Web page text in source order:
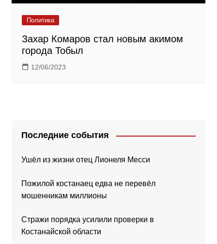
Политика
Захар Комаров стал новым акимом
города Тобыл
12/06/2023
Последние события
Ушёл из жизни отец Лионеля Месси
Пожилой костанаец едва не перевёл
мошенникам миллионы
Стражи порядка усилили проверки в
Костанайской области